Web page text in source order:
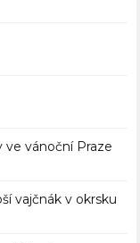
vánoční Praze
vajčnák v okrsku